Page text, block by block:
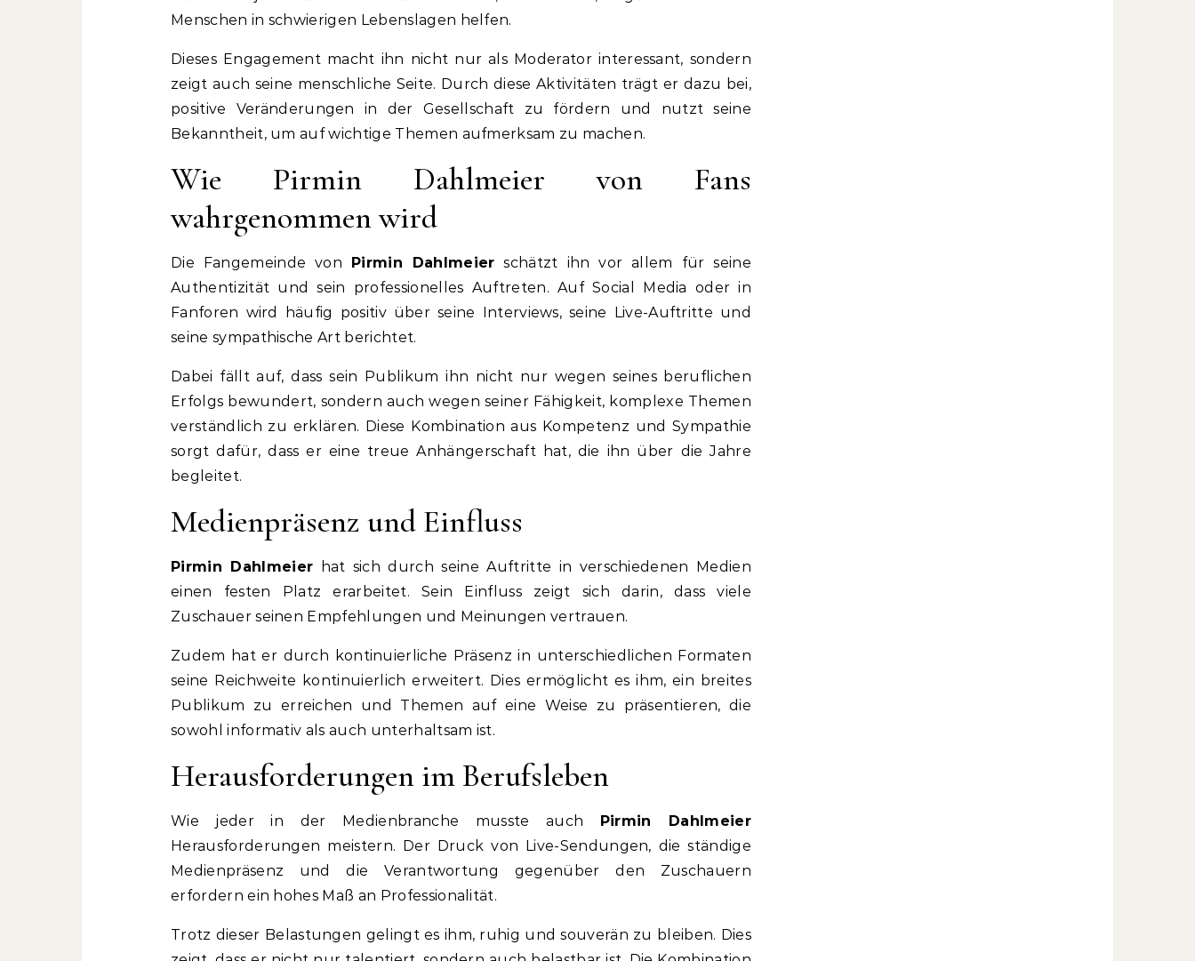
Menschen in schwierigen Lebenslagen helfen.
Dieses Engagement macht ihn nicht nur als Moderator interessant, sondern
zeigt auch seine menschliche Seite. Durch diese Aktivitäten trägt er dazu bei,
positive Veränderungen in der Gesellschaft zu fördern und nutzt seine
Bekanntheit, um auf wichtige Themen aufmerksam zu machen.
Wie Pirmin Dahlmeier von Fans
wahrgenommen wird
Die Fangemeinde von Pirmin Dahlmeier schätzt ihn vor allem für seine
Authentizität und sein professionelles Auftreten. Auf Social Media oder in
Fanforen wird häufig positiv über seine Interviews, seine Live-Auftritte und
seine sympathische Art berichtet.
Dabei fällt auf, dass sein Publikum ihn nicht nur wegen seines beruflichen
Erfolgs bewundert, sondern auch wegen seiner Fähigkeit, komplexe Themen
verständlich zu erklären. Diese Kombination aus Kompetenz und Sympathie
sorgt dafür, dass er eine treue Anhängerschaft hat, die ihn über die Jahre
begleitet.
Medienpräsenz und Einfluss
Pirmin Dahlmeier hat sich durch seine Auftritte in verschiedenen Medien
einen festen Platz erarbeitet. Sein Einfluss zeigt sich darin, dass viele
Zuschauer seinen Empfehlungen und Meinungen vertrauen.
Zudem hat er durch kontinuierliche Präsenz in unterschiedlichen Formaten
seine Reichweite kontinuierlich erweitert. Dies ermöglicht es ihm, ein breites
Publikum zu erreichen und Themen auf eine Weise zu präsentieren, die
sowohl informativ als auch unterhaltsam ist.
Herausforderungen im Berufsleben
Wie jeder in der Medienbranche musste auch
Pirmin Dahlmeier
Herausforderungen meistern. Der Druck von Live-Sendungen, die ständige
Medienpräsenz und die Verantwortung gegenüber den Zuschauern
erfordern ein hohes Maß an Professionalität.
Trotz dieser Belastungen gelingt es ihm, ruhig und souverän zu bleiben. Dies